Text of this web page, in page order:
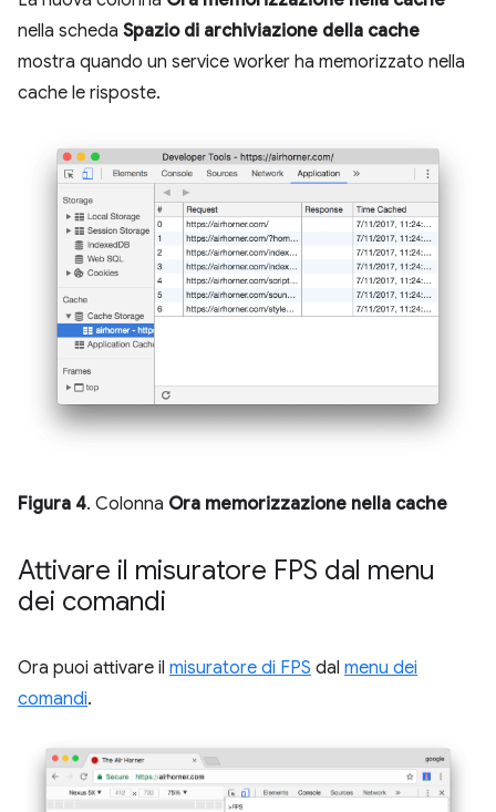
nella scheda Spazio di archiviazione della cache
mostra quando un service worker ha memorizzato nella
cache le risposte.
Figura 4. Colonna Ora memorizzazione nella cache
Attivare il misuratore FPS dal menu
dei comandi
Ora puoi attivare il misuratore di FPS dal menu dei
comandi.